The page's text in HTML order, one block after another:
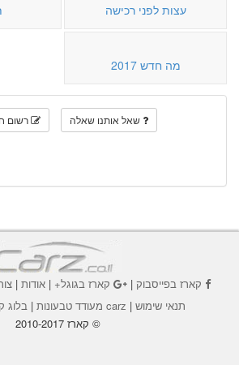
עצות לפני רכישה
מה חדש 2017
שאל אותנו שאלה רשום
קארז בפייסבוק| קארז בגוגל+|אודות |
תנאי שימוש | carz מעודד טבעונות |בלוג
© קארז 2010-2017